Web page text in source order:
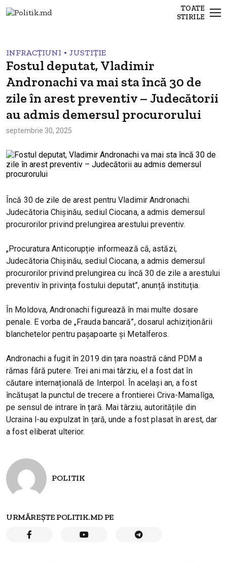
TOATE
STIRILE
INFRACȚIUNI • JUSTIȚIE
Fostul deputat, Vladimir
Andronachi va mai sta încă 30 de
zile în arest preventiv – Judecătorii
au admis demersul procurorului
septembrie 30, 2025
Încă 30 de zile de arest pentru Vladimir Andronachi.
Judecătoria Chișinău, sediul Ciocana, a admis demersul
procurorilor privind prelungirea arestului preventiv.
„Procuratura Anticorupție informează că, astăzi,
Judecătoria Chișinău, sediul Ciocana, a admis demersul
procurorilor privind prelungirea cu încă 30 de zile a arestului
preventiv în privința fostului deputat”, anunță instituția.
În Moldova, Andronachi figurează în mai multe dosare
penale. E vorba de „Frauda bancară”, dosarul achiziționării
blanchetelor pentru pașapoarte și Metalferos.
Andronachi a fugit în 2019 din țara noastră când PDM a
rămas fără putere. Trei ani mai târziu, el a fost dat în
căutare internațională de Interpol. În același an, a fost
încătușat la punctul de trecere a frontierei Criva-Mamalîga,
pe sensul de intrare în țară. Mai târziu, autoritățile din
Ucraina l-au expulzat în țară, unde a fost plasat în arest, dar
a fost eliberat ulterior.
POLITIK
URMĂREȘTE POLITIK.MD PE